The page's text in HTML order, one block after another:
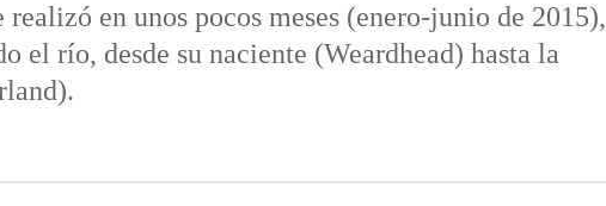
en unos pocos meses (enero-junio de 2015),
el río, desde su naciente (Weardhead) hasta la